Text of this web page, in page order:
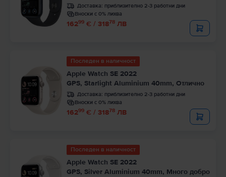
Доставка: приблизително 2-3 работни дни
Вноски с 0% лихва
16299 € / 31878 ЛВ
Последен в наличност
Apple Watch SE 2022
GPS, Starlight Aluminium 40mm, Отлично
Доставка: приблизително 2-3 работни дни
Вноски с 0% лихва
16299 € / 31878 ЛВ
Последен в наличност
Apple Watch SE 2022
GPS, Silver Aluminium 40mm, Много добро